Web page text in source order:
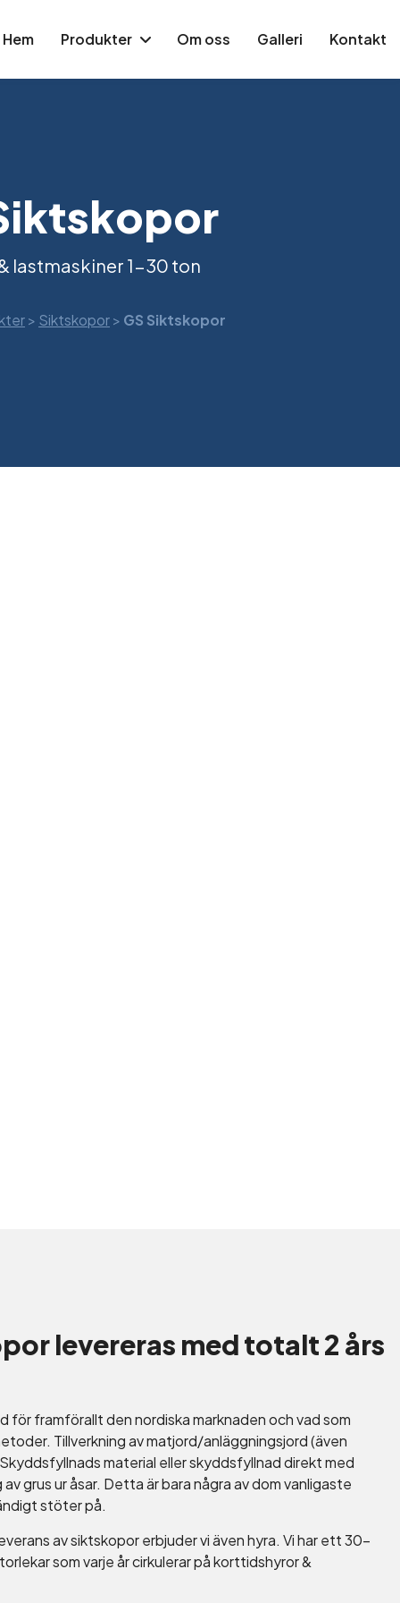
Hem Produkter Om oss Galleri Kontakt
lastmaskiner 1-30 ton
> Siktskopor> GS Siktskopor
levereras med totalt 2 års
för framförallt den nordiska marknaden och vad som
Tillverkning av matjord/anläggningsjord (även
material eller skyddsfyllnad direkt med
grus ur åsar. Detta är bara några av dom vanligaste
stöter på.
av siktskopor erbjuder vi även hyra. Vi har ett 30-
som varje år cirkulerar på korttidshyror &